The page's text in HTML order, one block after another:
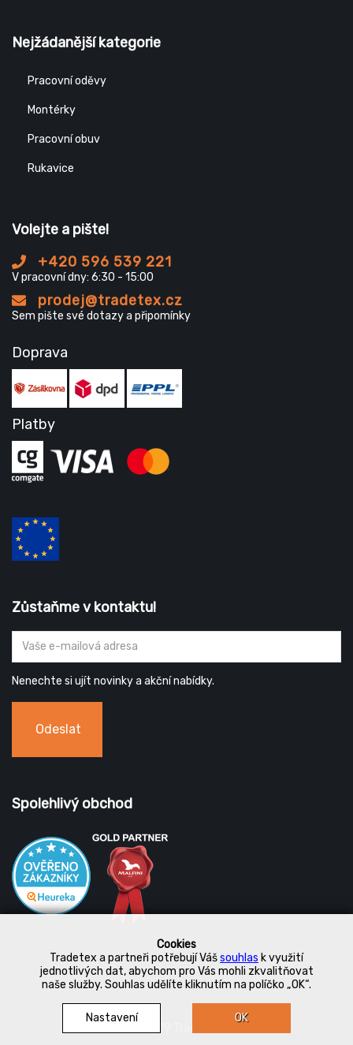
Cookies
Tradetex a partneři potřebují Vášsouhlas k využití
jednotlivých dat, abychom pro Vás mohli zkvalitňovat
naše služby. Souhlas udělíte kliknutím na políčko „OK“.
Nastavení OK
Nejžádanější kategorie
Pracovní oděvy
Montérky
Pracovní obuv
Rukavice
Volejte a pište!
+420 596 539 221
V pracovní dny: 6:30 - 15:00
prodej@tradetex.cz
Sem pište své dotazy a připomínky
Doprava
Platby
Zůstaňme v kontaktu!
Nenechte si ujít novinky a akční nabídky.
Odeslat
Spolehlivý obchod